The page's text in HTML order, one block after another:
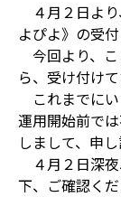
４月２日よ
よぴよ》の受
今回より、
ら、受け付けて
これまでにい
運用開始前で
しまして、申
４月２日深
下、ご確認く